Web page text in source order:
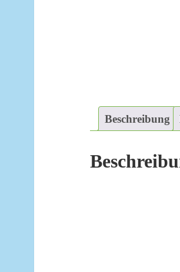
Beschreibung